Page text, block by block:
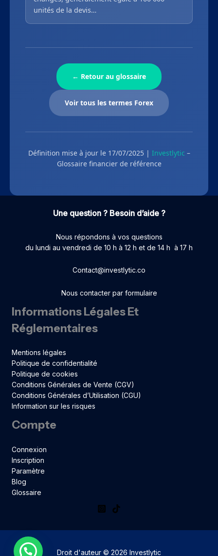
unités de la devis…
← Retour au glossaire
Voir tous les termes Forex
Définition mise à jour le 17/07/2025 | Investlytic –
Glossaire financier de référence
Une question ? Besoin d’aide ?
Nous répondons à vos questions
du lundi au vendredi de 10 h à 12 h et de 14 h à 17 h
Contact@investlytic.co
Nous contacter par formulaire
Informations Légales Et
Réglementaires
Mentions légales
Politique de confidentialité
Politique de cookies
Conditions Générales de Vente (CGV)
Conditions Générales d’Utilisation (CGU)
Information sur les risques
Compte
Connexion
Inscription
Paramètre
Blog
Glossaire
Droit d'auteur © 2026 Investlytic